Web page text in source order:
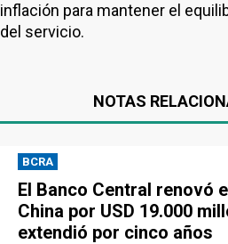
inflación para mantener el
del servicio.
NOTAS
BCRA
El Banco Central renovó
China por USD 19.000
extendió por cinco años